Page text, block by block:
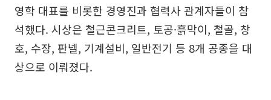
영학 대표를 비롯한 경영진과 협력사 관계자들이 참
석했다. 시상은 철근콘크리트, 토공·흙막이, 철골, 창
호, 수장, 판넬, 기계설비, 일반전기 등 8개 공종을 대
상으로 이뤄졌다.